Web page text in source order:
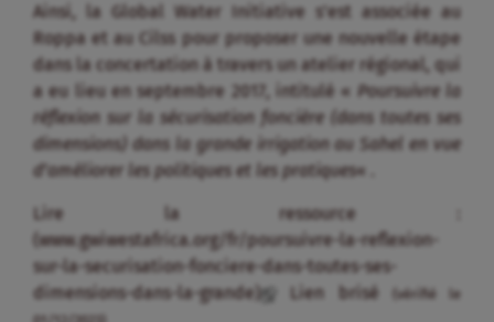
Ainsi, la Global Water Initiative s’est associée au
Roppa et au Cilss pour proposer une nouvelle étape
dans la concertation à travers un atelier régional, qui
a eu lieu en septembre 2017, intitulé « Poursuivre la
réflexion sur la sécurisation foncière (dans toutes ses
dimensions) dans la grande irrigation au Sahel en vue
d’améliorer les politiques et les pratiques« .
Lire la ressource :
(www.gwiwestafrica.org/fr/poursuivre-la-reflexion-
sur-la-securisation-fonciere-dans-toutes-ses-
dimensions-dans-la-grande)
Lien brisé
(vérifié le